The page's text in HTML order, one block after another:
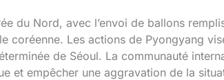
du Nord, avec l’envoi de ballons
coréenne. Les actions de Pyongyang
de Séoul. La communauté
et empêcher une aggravation de la